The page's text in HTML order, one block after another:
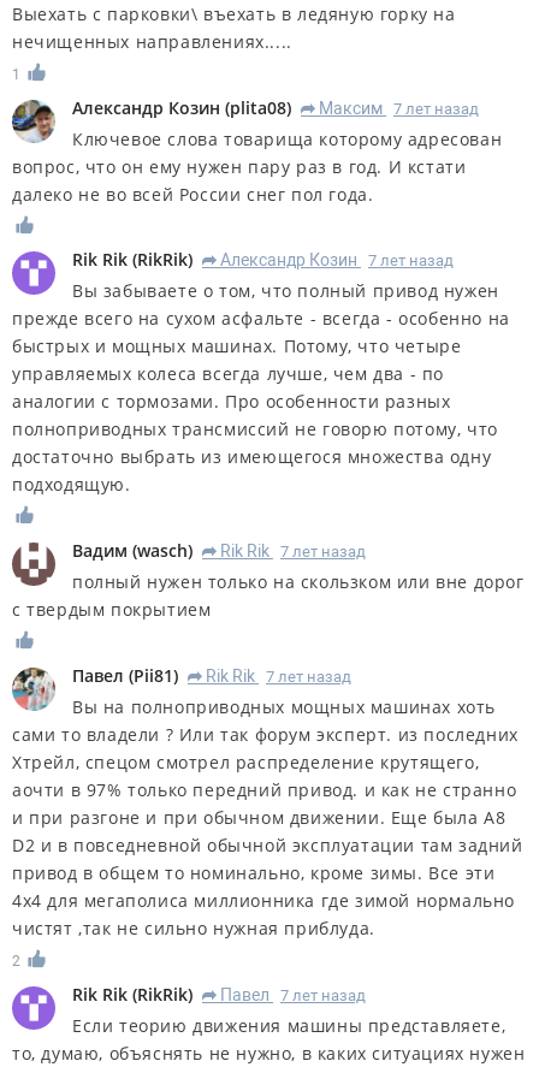
Выехать с парковки\ въехать в ледяную горку на
нечищенных направлениях.....
1
Александр Козин (plita08) R Максим 7 лет назад
Ключевое слова товарища которому адресован
вопрос, что он ему нужен пару раз в год. И кстати
далеко не во всей России снег пол года.
Rik Rik (RikRik) R Александр Козин 7 лет назад
Вы забываете о том, что полный привод нужен
прежде всего на сухом асфальте - всегда - особенно на
быстрых и мощных машинах. Потому, что четыре
управляемых колеса всегда лучше, чем два - по
аналогии с тормозами. Про особенности разных
полноприводных трансмиссий не говорю потому, что
достаточно выбрать из имеющегося множества одну
подходящую.
Вадим (wasch) R Rik Rik 7 лет назад
полный нужен только на скользком или вне дорог
с твердым покрытием
Павел (Pii81) R Rik Rik 7 лет назад
Вы на полноприводных мощных машинах хоть
сами то владели ? Или так форум эксперт. из последних
Хтрейл, спецом смотрел распределение крутящего,
аочти в 97% только передний привод. и как не странно
и при разгоне и при обычном движении. Еще была А8
D2 и в повседневной обычной эксплуатации там задний
привод в общем то номинально, кроме зимы. Все эти
4х4 для мегаполиса миллионника где зимой нормально
чистят ,так не сильно нужная приблуда.
2
Rik Rik (RikRik) R Павел 7 лет назад
Если теорию движения машины представляете,
то, думаю, объяснять не нужно, в каких ситуациях нужен